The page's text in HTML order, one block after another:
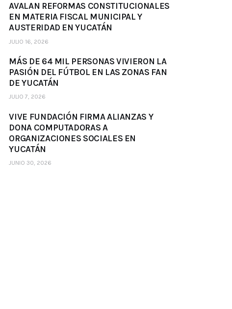
AVALAN REFORMAS CONSTITUCIONALES
EN MATERIA FISCAL MUNICIPAL Y
AUSTERIDAD EN YUCATÁN
JULIO 16, 2026
MÁS DE 64 MIL PERSONAS VIVIERON LA
PASIÓN DEL FÚTBOL EN LAS ZONAS FAN
DE YUCATÁN
JULIO 7, 2026
VIVE FUNDACIÓN FIRMA ALIANZAS Y
DONA COMPUTADORAS A
ORGANIZACIONES SOCIALES EN
YUCATÁN
JUNIO 30, 2026